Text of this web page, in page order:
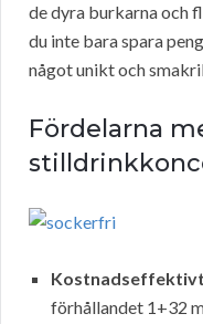
de dyra burkarna och
du inte bara spara
något unikt och
Fördelarna
förhållandet 1+32